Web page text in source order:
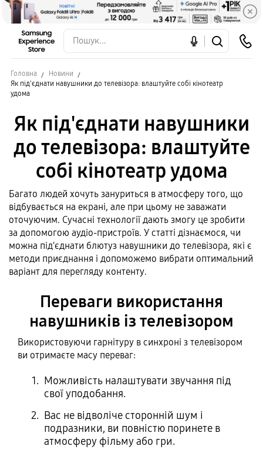
Головна
Новини
Як під'єднати навушники до телевізора: влаштуйте собі кінотеатр
удома
Як під'єднати навушники
до телевізора: влаштуйте
собі кінотеатр удома
Багато людей хочуть зануриться в атмосферу того, що
відбувається на екрані, але при цьому не заважати
оточуючим. Сучасні технології дають змогу це зробити
за допомогою аудіо-пристроїв. У статті дізнаємося, чи
можна під'єднати блютуз навушники до телевізора, які є
методи приєднання і допоможемо вибрати оптимальний
варіант для перегляду контенту.
Переваги використання
навушників із телевізором
Використовуючи гарнітуру в синхроні з телевізором
ви отримаєте масу переваг:
Можливість налаштувати звучання під
свої уподобання.
Вас не відволіче сторонній шум і
подразники, ви повністю поринете в
атмосферу фільму або гри.